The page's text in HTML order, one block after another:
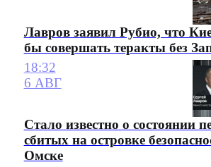
Лавров заявил Рубио, что
бы совершать теракты без
18:32
6 АВГ
Стало известно о состоянии
сбитых на островке
Омске